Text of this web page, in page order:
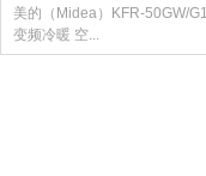
美的（Midea）KFR-50GW/
变频冷暖 空...